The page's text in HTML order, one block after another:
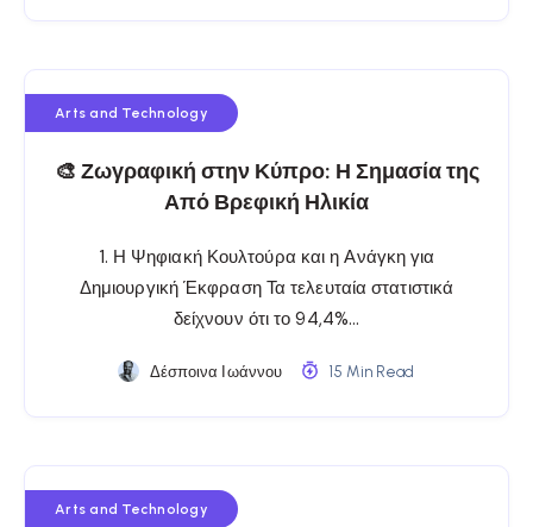
Arts and Technology
🎨 Ζωγραφική στην Κύπρο: Η Σημασία της
Από Βρεφική Ηλικία
1. Η Ψηφιακή Κουλτούρα και η Ανάγκη για
Δημιουργική Έκφραση Τα τελευταία στατιστικά
δείχνουν ότι το 94,4%…
Δέσποινα Ιωάννου 15 Min Read
Arts and Technology